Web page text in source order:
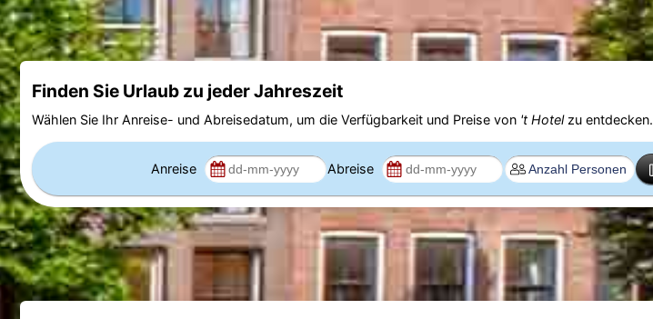
Finden Sie Urlaub zu jeder Jahreszeit
Wählen Sie Ihr Anreise- und Abreisedatum, um die Verfügbarkeit und Preise von 't Hotelzu entdecken.
Anreise Abreise